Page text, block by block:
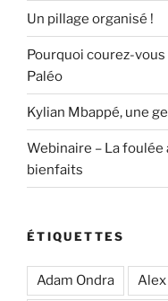
Un pillage organisé !
Pourquoi courez-
Paléo
Kylian Mbappé, une
Webinaire – La
bienfaits
ÉTIQUETTES
Adam Ondra